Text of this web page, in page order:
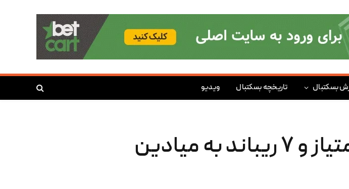
بسکتبال تاریخچه بسکتبال ویدیو
کریستپس پورزینگیس با کسب ۱۸ امتیاز و ۷ ریباند به میادین